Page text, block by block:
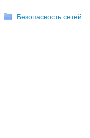
Безопасность сетей